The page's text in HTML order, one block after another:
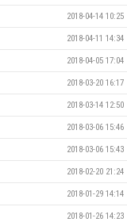
2018-04-14 10:25
2018-04-11 14:34
2018-04-05 17:04
2018-03-20 16:17
2018-03-14 12:50
2018-03-06 15:46
2018-03-06 15:43
2018-02-20 21:24
2018-01-29 14:14
2018-01-26 14:23